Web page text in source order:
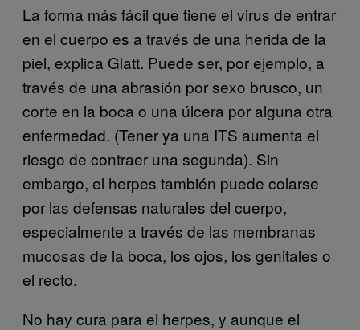
La forma más fácil que tiene el virus de entrar
en el cuerpo es a través de una herida de la
piel, explica Glatt. Puede ser, por ejemplo, a
través de una abrasión por sexo brusco, un
corte en la boca o una úlcera por alguna otra
enfermedad. (Tener ya una ITS aumenta el
riesgo de contraer una segunda). Sin
embargo, el herpes también puede colarse
por las defensas naturales del cuerpo,
especialmente a través de las membranas
mucosas de la boca, los ojos, los genitales o
el recto.
No hay cura para el herpes, y aunque el